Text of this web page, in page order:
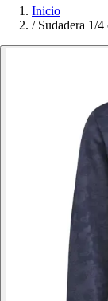
Inicio
/ Sudadera 1/